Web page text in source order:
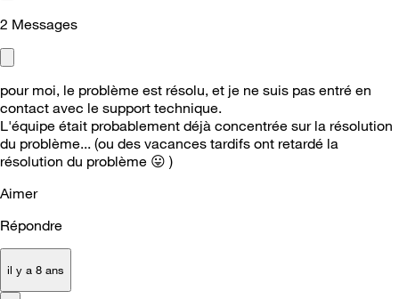
2 Messages
pour moi, le problème est résolu, et je ne suis pas entré en
contact avec le support technique.
L'équipe était probablement déjà concentrée sur la résolution
du problème... (ou des vacances tardifs ont retardé la
résolution du problème 😛 )
Aimer
Répondre
il y a 8 ans